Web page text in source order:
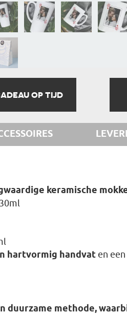
OP TIJD
keramische
hartvormig handvat en
duurzame methode,